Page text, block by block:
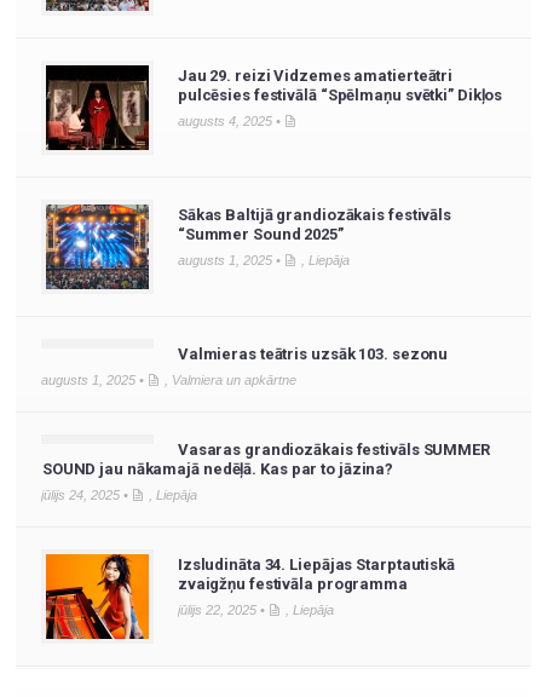
Jau 29. reizi Vidzemes amatierteātri
pulcēsies festivālā “Spēlmaņu svētki” Dikļos
augusts 4, 2025 •
Sākas Baltijā grandiozākais festivāls
“Summer Sound 2025”
augusts 1, 2025 • , Liepāja
Valmieras teātris uzsāk 103. sezonu
augusts 1, 2025 • , Valmiera un apkārtne
Vasaras grandiozākais festivāls SUMMER
SOUND jau nākamajā nedēļā. Kas par to jāzina?
jūlijs 24, 2025 • , Liepāja
Izsludināta 34. Liepājas Starptautiskā
zvaigžņu festivāla programma
jūlijs 22, 2025 • , Liepāja